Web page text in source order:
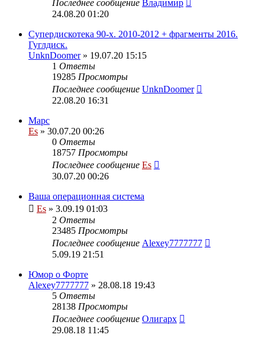
Последнее сообщение Владимир
24.08.20 01:20
Супердискотека 90-х. 2010-2012 + фрагменты 2016.
Гуглдиск.
UnknDoomer» 19.07.20 15:15
1 Ответы
19285 Просмотры
Последнее сообщение UnknDoomer
22.08.20 16:31
Марс
Es » 30.07.20 00:26
0 Ответы
18757 Просмотры
Последнее сообщение Es
30.07.20 00:26
Ваша операционная система
Es » 3.09.19 01:03
2 Ответы
23485 Просмотры
Последнее сообщение Alexey7777777
5.09.19 21:51
Юмор о Форте
Alexey7777777 » 28.08.18 19:43
5 Ответы
28138 Просмотры
Последнее сообщение Олигарх
29.08.18 11:45